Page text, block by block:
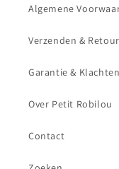
Algemene
Verzenden &
Garantie & Klachten
Over Petit Robilou
Contact